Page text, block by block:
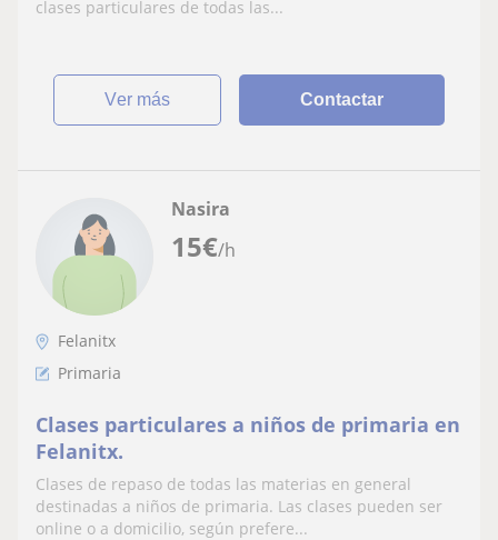
clases particulares de todas las...
ver más Contactar
15€/h
Nasira
Felanitx
Primaria
Clases particulares a niños de primaria en
Felanitx.
Clases de repaso de todas las materias en general
destinadas a niños de primaria. Las clases pueden ser
online o a domicilio, según prefere...